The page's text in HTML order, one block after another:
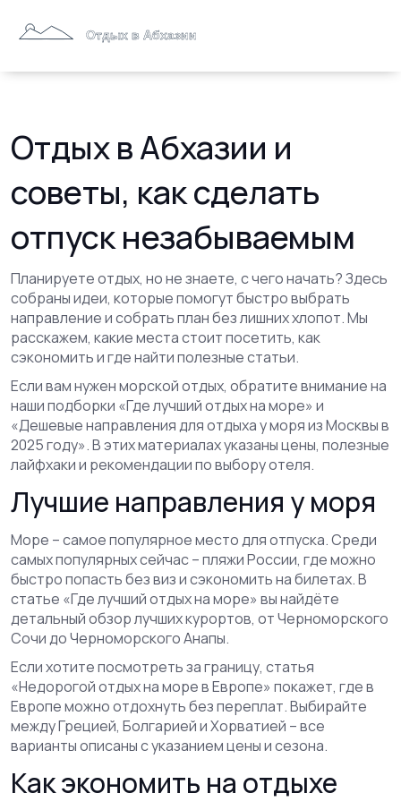
Отдых в Абхазии и
советы, как сделать
отпуск незабываемым
Планируете отдых, но не знаете, с чего начать? Здесь
собраны идеи, которые помогут быстро выбрать
направление и собрать план без лишних хлопот. Мы
расскажем, какие места стоит посетить, как
сэкономить и где найти полезные статьи.
Если вам нужен морской отдых, обратите внимание на
наши подборки «Где лучший отдых на море» и
«Дешевые направления для отдыха у моря из Москвы в
2025 году». В этих материалах указаны цены, полезные
лайфхаки и рекомендации по выбору отеля.
Лучшие направления у моря
Море – самое популярное место для отпуска. Среди
самых популярных сейчас – пляжи России, где можно
быстро попасть без виз и сэкономить на билетах. В
статье «Где лучший отдых на море» вы найдёте
детальный обзор лучших курортов, от Черноморского
Сочи до Черноморского Анапы.
Если хотите посмотреть за границу, статья
«Недорогой отдых на море в Европе» покажет, где в
Европе можно отдохнуть без переплат. Выбирайте
между Грецией, Болгарией и Хорватией – все
варианты описаны с указанием цены и сезона.
Как экономить на отдыхе